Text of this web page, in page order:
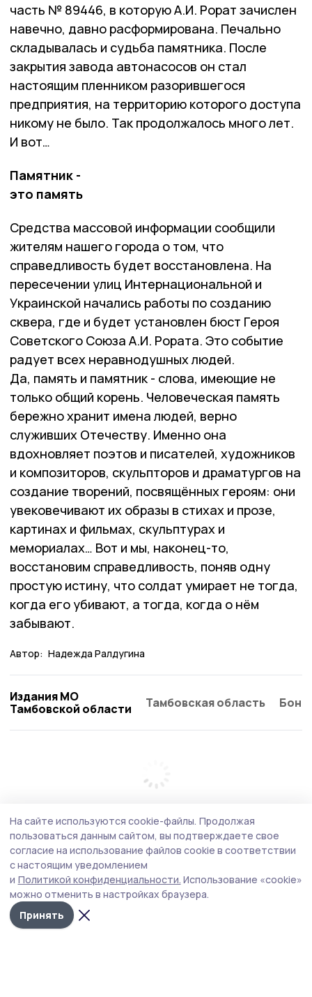
часть № 89446, в которую А.И. Рорат зачислен
навечно, давно расформирована. Печально
складывалась и судьба памятника. После
закрытия завода автонасосов он стал
настоящим пленником разорившегося
предприятия, на территорию которого доступа
никому не было. Так продолжалось много лет.
И вот…
Памятник -
это память
Средства массовой информации сообщили
жителям нашего города о том, что
справедливость будет восстановлена. На
пересечении улиц Интернациональной и
Украинской начались работы по созданию
сквера, где и будет установлен бюст Героя
Советского Союза А.И. Рората. Это событие
радует всех неравнодушных людей.
Да, память и памятник - слова, имеющие не
только общий корень. Человеческая память
бережно хранит имена людей, верно
служивших Отечеству. Именно она
вдохновляет поэтов и писателей, художников
и композиторов, скульпторов и драматургов на
создание творений, посвящённых героям: они
увековечивают их образы в стихах и прозе,
картинах и фильмах, скульптурах и
мемориалах… Вот и мы, наконец-то,
восстановим справедливость, поняв одну
простую истину, что солдат умирает не тогда,
когда его убивают, а тогда, когда о нём
забывают.
Автор: Надежда Ралдугина
Издания МО
Тамбовской области
Тамбовская область
На сайте используются cookie-файлы. Продолжая
пользоваться данным сайтом, вы подтверждаете свое
согласие на использование файлов cookie в соответствии
с настоящим уведомлением
и Политикой конфиденциальности. Использование «cookie»
можно отменить в настройках браузера.
Принять